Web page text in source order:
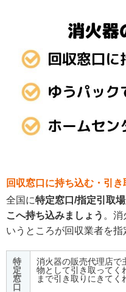
回収窓口に持ち込む・引き
全国に特定窓口/指定引取
こへ持ち込みましょう 。消
いうところが回収業者を指
特
定
窓
口
消火器の販売代理店で
物として引き取ってく
まで引き取りにきてく